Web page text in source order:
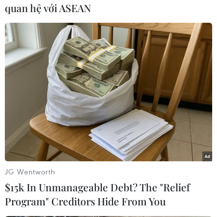
định vị thế quốc gia
Ngoại trưởng Indonesia Retno
Marsudi khẳng định chính sách
ngoại giao của Jakarta trong thập
kỷ qua đã khẳng định được vai
trò quan trọng của quốc gia này
trong khu vực và trên toàn cầu.
(TTXVN/Vietnam+)
quan hệ với ASEAN
JG Wentworth
$15k In Unmanageable Debt? The "Relief
Program" Creditors Hide From You